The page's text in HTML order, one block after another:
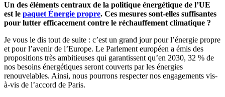
Un des éléments centraux de la politique énergétique de l’UE
est le paquet Énergie propre. Ces mesures sont-elles suffisantes
pour lutter efficacement contre le réchauffement climatique ?
Je vous le dis tout de suite : c’est un grand jour pour l’énergie propre
et pour l’avenir de l’Europe. Le Parlement européen a émis des
propositions très ambitieuses qui garantissent qu’en 2030, 32 % de
nos besoins énergétiques seront couverts par les énergies
renouvelables. Ainsi, nous pourrons respecter nos engagements vis-
à-vis de l’accord de Paris.